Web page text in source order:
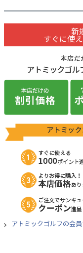
新
すぐに使
アトミックゴルフの会